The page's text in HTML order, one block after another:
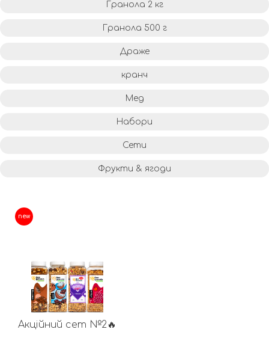
Гранола 2 кг
Гранола 500 г
Драже
кранч
Мед
Набори
Сети
Фрукти & ягоди
Акційний сет №2🔥
new